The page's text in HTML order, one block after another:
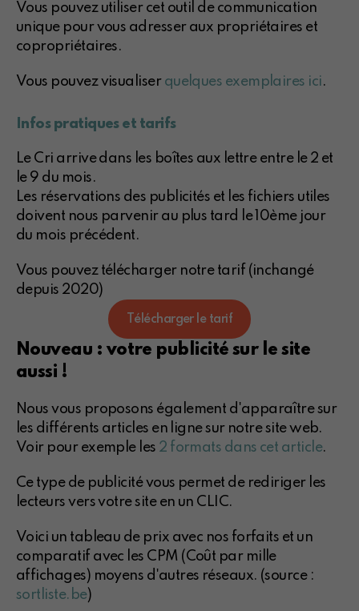
Vous pouvez utiliser cet outil de communication
unique pour vous adresser aux propriétaires et
copropriétaires.
Vous pouvez visualiser quelques exemplaires ici.
Infos pratiques et tarifs
Le Cri arrive dans les boîtes aux lettre entre le 2 et
le 9 du mois.
Les réservations des publicités et les fichiers utiles
doivent nous parvenir au plus tard le 10ème jour
du mois précédent.
Vous pouvez télécharger notre tarif (inchangé
depuis 2020)
Télécharger le tarif
Nouveau : votre publicité sur le site
aussi !
Nous vous proposons également d'apparaître sur
les différents articles en ligne sur notre site web.
Voir pour exemple les 2 formats dans cet article.
Ce type de publicité vous permet de rediriger les
lecteurs vers votre site en un CLIC.
Voici un tableau de prix avec nos forfaits et un
comparatif avec les CPM (Coût par mille
affichages) moyens d'autres réseaux. (source :
sortliste.be)